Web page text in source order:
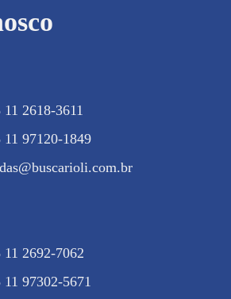
11 2618-3611
11 97120-1849
11 2692-7062
11 97302-5671